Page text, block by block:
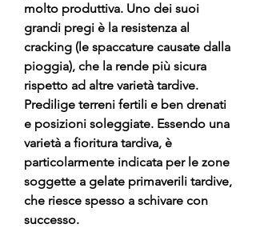
molto produttiva. Uno dei suoi
grandi pregi è la resistenza al
cracking (le spaccature causate dalla
pioggia), che la rende più sicura
rispetto ad altre varietà tardive.
Predilige terreni fertili e ben drenati
e posizioni soleggiate. Essendo una
varietà a fioritura tardiva, è
particolarmente indicata per le zone
soggette a gelate primaverili tardive,
che riesce spesso a schivare con
successo.